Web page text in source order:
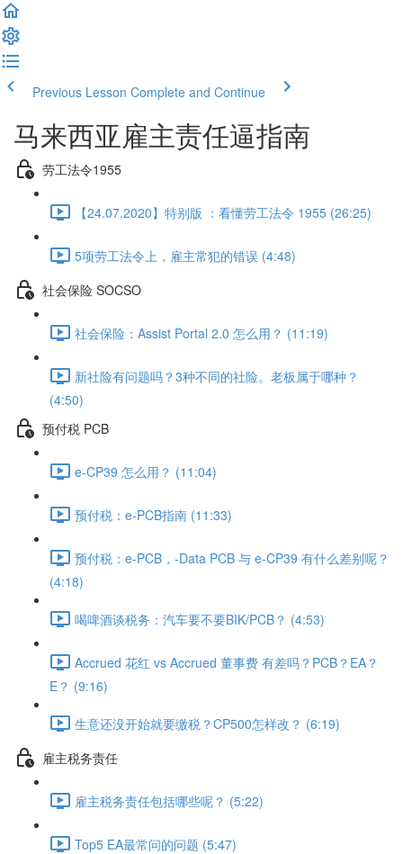
Previous Lesson Complete and Continue
马来西亚雇主责任逼指南
劳工法令1955
【24.07.2020】特别版 ：看懂劳工法令 1955 (26:25)
5项劳工法令上，雇主常犯的错误 (4:48)
社会保险 SOCSO
社会保险：Assist Portal 2.0 怎么用？ (11:19)
新社险有问题吗？3种不同的社险。老板属于哪种？
(4:50)
预付税 PCB
e-CP39 怎么用？ (11:04)
预付税：e-PCB指南 (11:33)
预付税：e-PCB，-Data PCB 与 e-CP39 有什么差别呢？
(4:18)
喝啤酒谈税务：汽车要不要BIK/PCB？ (4:53)
Accrued 花红 vs Accrued 董事费 有差吗？PCB？EA？
E？ (9:16)
生意还没开始就要缴税？CP500怎样改？ (6:19)
雇主税务责任
雇主税务责任包括哪些呢？ (5:22)
Top5 EA最常问的问题 (5:47)